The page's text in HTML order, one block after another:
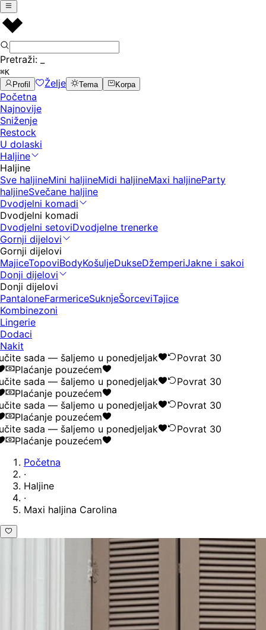
Pretraži:
⌘K
Profil
Želje Tema Korpa
Početna
Najnovije
Sniženje
Restock
U dolaski
Haljine
Haljine
Sve haljineMini haljineMidi haljineMaxi haljineParty
haljineSvečane haljine
Dvodjelni komadi
Dvodjelni komadi
Dvodjelni setoviDvodjelne trenerke
Gornji dijelovi
Gornji dijelovi
MajiceTopoviBodyKošuljeDukseDžemperiJakne i sakoi
Donji dijelovi
Donji dijelovi
PantaloneFarmericeSuknjeŠorceviTajice
Kombinezoni
Lingerie
Dodaci
Nakit
sada — šaljemo u ponedjeljak
Povrat 30
Plaćanje pouzećem
sada — šaljemo u ponedjeljak
Povrat 30
Plaćanje pouzećem
sada — šaljemo u ponedjeljak
Povrat 30
Plaćanje pouzećem
sada — šaljemo u ponedjeljak
Povrat 30
Plaćanje pouzećem
Početna
·
Haljine
·
Maxi haljina Carolina